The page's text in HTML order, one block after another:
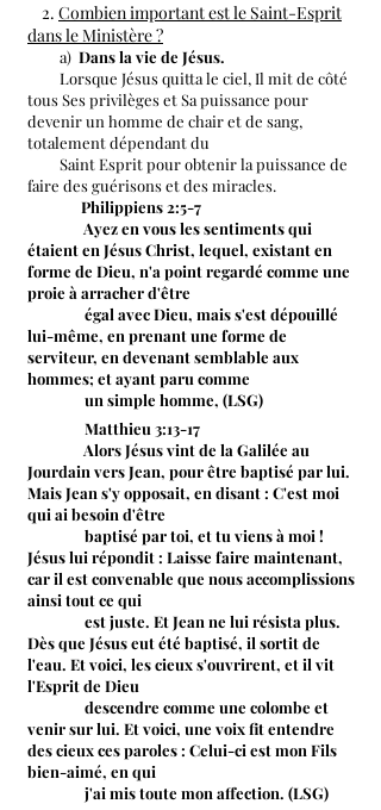
2. Combien important est le Saint-Esprit
dans le Ministère ?
a) Dans la vie de Jésus.
Lorsque Jésus quitta le ciel, Il mit de côté
tous Ses privilèges et Sa puissance pour
devenir un homme de chair et de sang,
totalement dépendant du
Saint Esprit pour obtenir la puissance de
faire des guérisons et des miracles.
Philippiens 2:5-7
Ayez en vous les sentiments qui
étaient en Jésus Christ, lequel, existant en
forme de Dieu, n'a point regardé comme une
proie à arracher d'être
égal avec Dieu, mais s'est dépouillé
lui-même, en prenant une forme de
serviteur, en devenant semblable aux
hommes; et ayant paru comme
un simple homme, (LSG)
Matthieu 3:13-17
Alors Jésus vint de la Galilée au
Jourdain vers Jean, pour être baptisé par lui.
Mais Jean s'y opposait, en disant : C'est moi
qui ai besoin d'être
baptisé par toi, et tu viens à moi !
Jésus lui répondit : Laisse faire maintenant,
car il est convenable que nous accomplissions
ainsi tout ce qui
est juste. Et Jean ne lui résista plus.
Dès que Jésus eut été baptisé, il sortit de
l'eau. Et voici, les cieux s'ouvrirent, et il vit
l'Esprit de Dieu
descendre comme une colombe et
venir sur lui. Et voici, une voix fit entendre
des cieux ces paroles : Celui-ci est mon Fils
bien-aimé, en qui
j'ai mis toute mon affection. (LSG)